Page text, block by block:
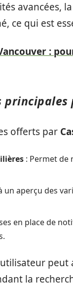
avancées,
ce qui est
:
offerts par
: Permet de
un aperçu des
en place de
la